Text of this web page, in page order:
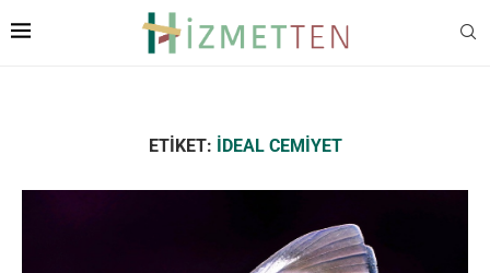
ETIKET: İDEAL CEMIYET